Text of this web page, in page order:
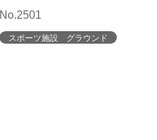
No.2501
スポーツ施設 グラウンド